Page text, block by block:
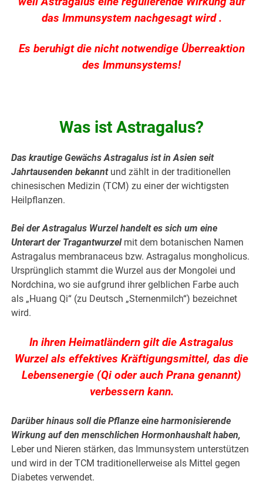
das Immunsystem nachgesagt wird .
Es beruhigt die nicht notwendige Überreaktion
des Immunsystems!
Was ist Astragalus?
Das krautige Gewächs Astragalus ist in Asien seit
Jahrtausenden bekanntund zählt in der traditionellen
chinesischen Medizin (TCM) zu einer der wichtigsten
Heilpflanzen.
Bei der Astragalus Wurzel handelt es sich um eine
Unterart der Tragantwurzel mit dem botanischen Namen
Astragalus membranaceus bzw. Astragalus mongholicus.
Ursprünglich stammt die Wurzel aus der Mongolei und
Nordchina, wo sie aufgrund ihrer gelblichen Farbe auch
als „Huang Qi“ (zu Deutsch „Sternenmilch“) bezeichnet
wird.
In ihren Heimatländern gilt die Astragalus
Wurzel als effektives Kräftigungsmittel, das die
Lebensenergie (Qi oder auch Prana genannt)
verbessern kann.
Darüber hinaus soll die Pflanze eine harmonisierende
Wirkung auf den menschlichen Hormonhaushalt haben,
Leber und Nieren stärken, das Immunsystem unterstützen
und wird in der TCM traditionellerweise als Mittel gegen
Diabetes verwendet.